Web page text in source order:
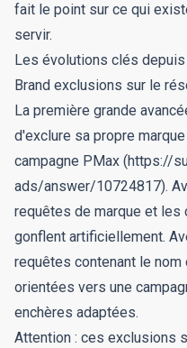
fait le point sur ce qui
servir.
Les évolutions clés
Brand exclusions sur le
La première grande
d'exclure sa propre
campagne PMax (https://
ads/answer/10724817).
requêtes de marque et
gonflent artificiellement.
requêtes contenant le nom
orientées vers une
enchères adaptées.
Attention : ces exclusions